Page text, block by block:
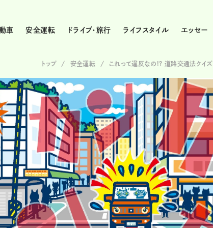
車 安全運転 ドライブ・旅行 ライフスタイル エッセー
トップ 安全運転 これって違反なの!? 道路交通法クイズ